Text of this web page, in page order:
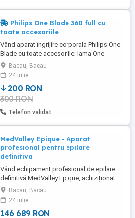
Philips One Blade 360 full cu
toate accesoriile
Vând aparat îngrijire corporala Philips One
Blade cu toate accesoriile; lama One
Blade 360 grade, lama One Blade normală,
grilaj pentru tuns cu mărimi reglabile,
grilaje fixe, talpă de încărcare, husă de
transport folosit o singură dată .
Bacau, Bacau
24 iulie
200 RON
300 RON
Telefon validat
MedValley Epique - Aparat
profesional pentru epilare
definitiva
Vând echipament profesional de epilare
definitivă MedValley Epique, achiziționat
nou în 2024, aflat încă în garanție. Aparatul
este ca nou utilizat foarte puțin, doar
208.000 de impulsuri consumate dintr-un
total de 2.000.000. Se vinde în cutia
Bacau, Bacau
24 iulie
146 689 RON